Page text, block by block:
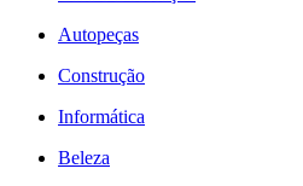
Autopeças
Construção
Informática
Beleza